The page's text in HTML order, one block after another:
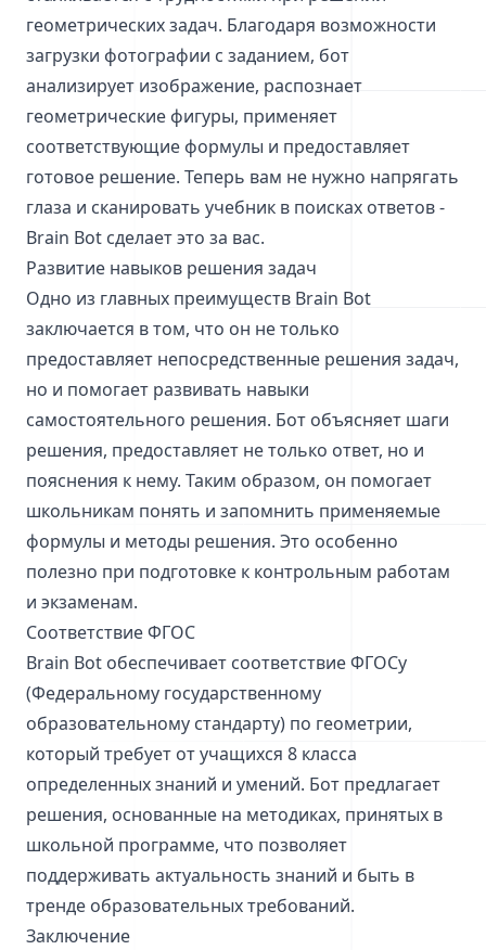
геометрических задач. Благодаря возможности
загрузки фотографии с заданием, бот
анализирует изображение, распознает
геометрические фигуры, применяет
соответствующие формулы и предоставляет
готовое решение. Теперь вам не нужно напрягать
глаза и сканировать учебник в поисках ответов -
Brain Bot сделает это за вас.
Развитие навыков решения задач
Одно из главных преимуществ Brain Bot
заключается в том, что он не только
предоставляет непосредственные решения задач,
но и помогает развивать навыки
самостоятельного решения. Бот объясняет шаги
решения, предоставляет не только ответ, но и
пояснения к нему. Таким образом, он помогает
школьникам понять и запомнить применяемые
формулы и методы решения. Это особенно
полезно при подготовке к контрольным работам
и экзаменам.
Соответствие ФГОС
Brain Bot обеспечивает соответствие ФГОСу
(Федеральному государственному
образовательному стандарту) по геометрии,
который требует от учащихся 8 класса
определенных знаний и умений. Бот предлагает
решения, основанные на методиках, принятых в
школьной программе, что позволяет
поддерживать актуальность знаний и быть в
тренде образовательных требований.
Заключение